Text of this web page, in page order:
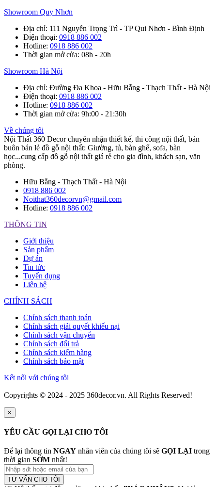
Showroom Quy Nhơn
Địa chỉ: 111 Nguyễn Trọng Trì - TP Qui Nhơn - Bình Định
Điện thoại: 0918 886 002
Hotline: 0918 886 002
Thời gian mở cửa: 08h - 20h
Showroom Hà Nội
Địa chỉ: Đường Đa Khoa - Hữu Bằng - Thạch Thất - Hà Nội
Điện thoại: 0918 886 002
Hotline: 0918 886 002
Thời gian mở cửa: 9h:00 - 21:30h
Về chúng tôi
Nội Thất 360 Decor chuyên nhận thiết kế, thi công nội thất, bán
buôn bán lẻ đồ gỗ nội thất: Giường, tủ, bàn ghế, sofa, bàn
học...cung cấp đồ gỗ nội thất giá rẻ cho gia đình, khách sạn, văn
phòng.
Hữu Bằng - Thạch Thất - Hà Nội
0918 886 002
Noithat360decorvn@gmail.com
Hotline: 0918 886 002
THÔNG TIN
Giới thiệu
Sản phẩm
Dự án
Tin tức
Tuyển dụng
Liên hệ
CHÍNH SÁCH
Chính sách thanh toán
Chính sách giải quyết khiếu nại
Chính sách vận chuyển
Chính sách đổi trả
Chính sách kiểm hàng
Chính sách bảo mật
Kết nối với chúng tôi
Copyrights © 2024 - 2025 360decor.vn. All Rights Reserved!
×
YÊU CẦU GỌI LẠI CHO TÔI
Để lại thông tin NGAY nhân viên của chúng tôi sẽ GỌI LẠI trong
thời gian SỚM nhất!
TƯ VẤN CHO TÔI